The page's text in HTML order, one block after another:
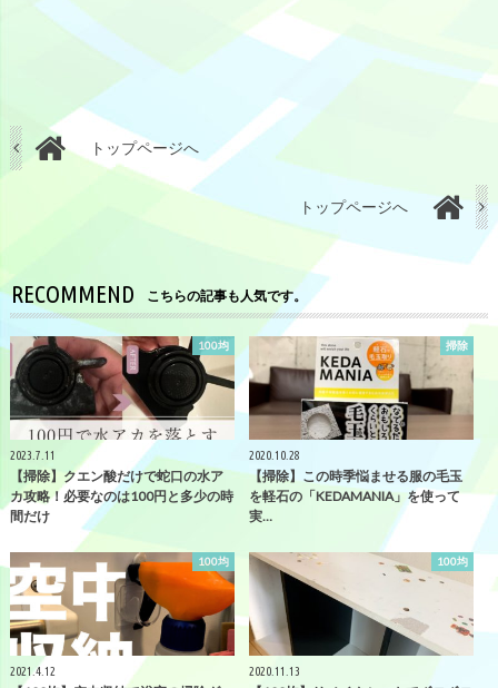
トップページへ
トップページへ
RECOMMEND こちらの記事も人気です。
100均
2023.7.11
【掃除】クエン酸だけで蛇口の水ア
カ攻略！必要なのは100円と多少の時
間だけ
掃除
2020.10.28
【掃除】この時季悩ませる服の毛玉
を軽石の「KEDAMANIA」を使って
実…
100均
2021.4.12
100均
2020.11.13